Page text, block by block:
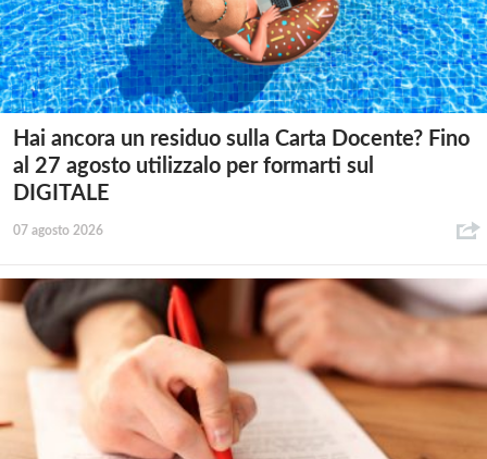
Hai ancora un residuo sulla Carta Docente? Fino
al 27 agosto utilizzalo per formarti sul
DIGITALE
07 agosto 2026